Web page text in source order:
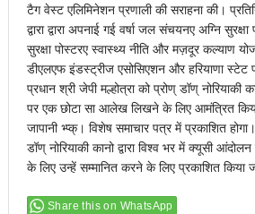
टैग वेस्ट एलिमिनेशन प्रणाली की सराहना की।
द्वारा द्वारा अपनाई गई वर्षा जल संचयनए अग्नि
सुरक्षा पोस्टरए स्वास्थ्य नीति और मज़दूर कल्याण
डीएलएफ इंडस्ट्रीज एसोसिएशन और हरियाणा स्टेट
प्रधान श्री जेपी मल्होत्रा को प्रोण् डॉण् नोरियाकी
पर एक छोटा सा आलेख लिखने के लिए आमंत्रित
जापानी भ्प्क्। विशेष समाचार पत्र में प्रकाशित
डॉण् नोरियाकी कानो द्वारा विश्व भर में क्यूसी
के लिए उन्हें सम्मानित करने के लिए प्रकाशित किया
Share this on WhatsApp